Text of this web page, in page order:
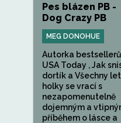
Pes blázen PB -
Dog Crazy PB
MEG DONOHUE
Autorka bestsellerů
USA Today , Jak
dortík a Všechny
holky se vrací s
nezapomenutelně
dojemným a
příběhem o lásce a